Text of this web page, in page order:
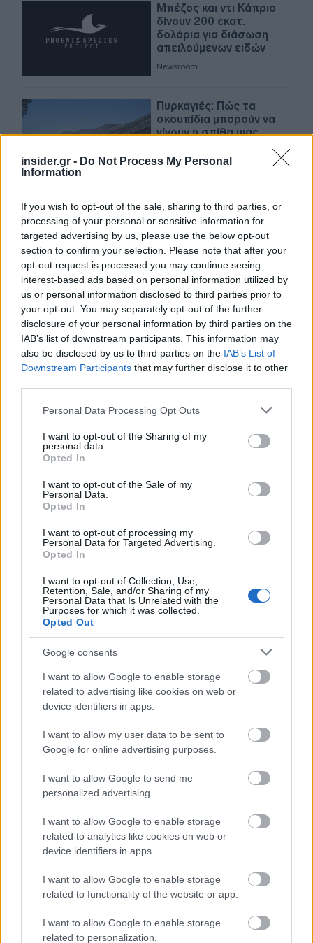
insider.gr - Do Not Process My Personal
Information
If you wish to opt-out of the sale, sharing to third parties, or
processing of your personal or sensitive information for
targeted advertising by us, please use the below opt-out
section to confirm your selection. Please note that after your
opt-out request is processed you may continue seeing
interest-based ads based on personal information utilized by
us or personal information disclosed to third parties prior to
your opt-out. You may separately opt-out of the further
disclosure of your personal information by third parties on the
IAB’s list of downstream participants. This information may
also be disclosed by us to third parties on the IAB’s List of
Downstream Participants that may further disclose it to other
Please note that this website/app uses one or more Google
not limited to your visit or usage behaviour. You may click to
grant or deny consent to Google and its third-party tags to
use your data for below specified purposes in below Google
consent section.
Personal Data Processing Opt Outs
I want to opt-out of the Sharing of my
personal data.
Opted In
I want to opt-out of the Sale of my
Personal Data.
Opted In
I want to opt-out of processing my
Personal Data for Targeted Advertising.
Opted In
I want to opt-out of Collection, Use,
Retention, Sale, and/or Sharing of my
Personal Data that Is Unrelated with the
Purposes for which it was collected.
Opted Out
Google consents
I want to allow Google to enable storage
related to advertising like cookies on web or
device identifiers in apps.
I want to allow my user data to be sent to
Google for online advertising purposes.
I want to allow Google to send me
personalized advertising.
I want to allow Google to enable storage
related to analytics like cookies on web or
device identifiers in apps.
I want to allow Google to enable storage
related to functionality of the website or app.
I want to allow Google to enable storage
related to personalization.
Μπέζος και ντι Κάπριο
δίνουν 200 εκατ.
δολάρια για διάσωση
απειλούμενων ειδών
Newsroom
Πυρκαγιές: Πώς τα
σκουπίδια μπορούν να
γίνουν η σπίθα μιας
μεγάλης καταστροφής
στα νησιά
Πένη Χαλάτση
Τι αλλάζει με το νέο
Κανονισμό της ΕΕ για την
ανακύκλωση
συσκευασιών
Αλεξία Σβώλου
CSRD: Σχεδόν 3 στις 4
μεγάλες ελληνικές
επιχειρήσεις αξιολογούν
τη βιωσιμότητα των
προμηθευτών τους
Πένη Χαλάτση
ΤΕΛΕΥΤΑΙΑ ΝΕΑ
Οι πιο πράσινες πόλεις
του κόσμου και τι
Λειψυδρία: 170 εκατ.
κυβικά περισσότερα
από πέρυσι - Οι
περιοχές σε έκτακτη
Έρευνα αμφισβητεί το
περιβαλλοντικό
Πράσινα αέρια,
ενεργειακή απόδοση
Το σχέδιο της Enaon
έως το 2032
Από τα λύματα μέχρι
τα ηφαίστεια: Τα πιο
απρόσμενα μέρη όπου
παράγεται σήμερα
ηλεκτρικό ρεύμα